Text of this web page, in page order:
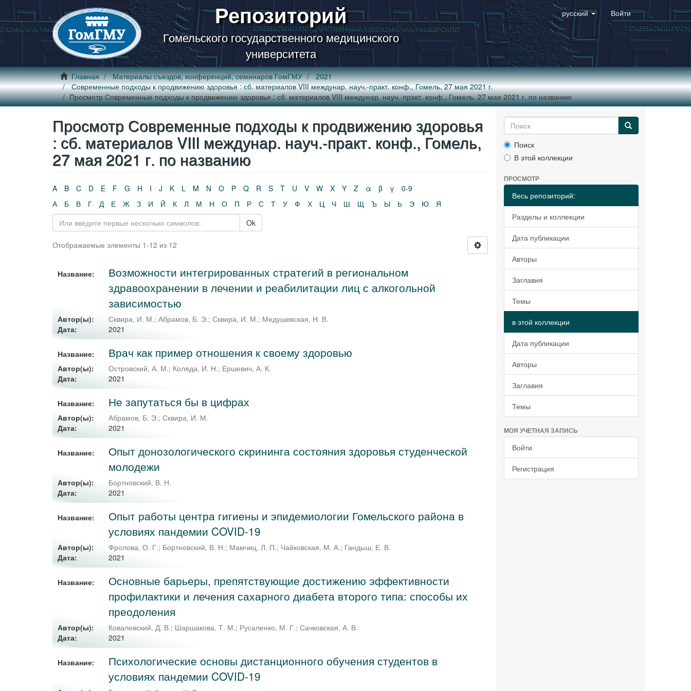
Репозиторий
Гомельского государственного медицинского
университета
русский Войти
Главная Материалы съездов, конференций, семинаров ГомГМУ
2021
Современные подходы к продвижению здоровья : сб. материалов VIII междунар. науч.-практ. конф., Гомель, 27 мая 2021 г.
Просмотр Современные подходы к продвижению здоровья : сб. материалов VIII междунар. науч.-практ. конф., Гомель, 27 мая 2021 г. по названию
Просмотр Современные подходы к продвижению здоровья
: сб. материалов VIII междунар. науч.-практ. конф., Гомель,
27 мая 2021 г. по названию
A B C D E F G H I J K L M N O P Q R S T U V W X Y Z α β γ
0-9
А
Б В Г Д Е Ж З И Й К Л М Н О П Р С Т У Ф Х Ц Ч Ш Щ Ъ Ы Ь Э Ю
Я
Ok
Отображаемые элементы 1-12 из 12
Название:
Возможности интегрированных стратегий в региональном
здравоохранении в лечении и реабилитации лиц с алкогольной
зависимостью
Автор(ы): Сквира, И. М.;Абрамов, Б. Э.;Сквира, И. М.; Медушевская, Н. В.
Дата:
2021
Название: Врач как пример отношения к своему здоровью
Автор(ы): Островский, А. М.; Коляда, И. Н.; Ершевич, А. К.
Дата:
2021
Название: Не запутаться бы в цифрах
Автор(ы): Абрамов, Б. Э.;Сквира, И. М.
Дата:
2021
Название:
Опыт донозологического скрининга состояния здоровья студенческой
молодежи
Автор(ы):
Бортновский, В. Н.
Дата:
2021
Название:
Опыт работы центра гигиены и эпидемиологии Гомельского района в
условиях пандемии COVID-19
Автор(ы): Фролова, О. Г.; Бортновский, В. Н.; Мамчиц, Л. П.; Чайковская, М. А.; Гандыш, Е. В.
Дата:
2021
Название:
Основные барьеры, препятствующие достижению эффективности
профилактики и лечения сахарного диабета второго типа: способы их
преодоления
Автор(ы): Ковалевский, Д. В.; Шаршакова, Т. М.; Русаленко, М. Г.;Сачковская, А. В.
Дата:
2021
Название:
Психологические основы дистанционного обучения студентов в
условиях пандемии COVID-19
Поиск
В этой коллекции
ПРОСМОТР
Весь репозиторий:
Разделы и коллекции
Дата публикации
Авторы
Заглавия
Темы
в этой коллекции
Дата публикации
Авторы
Заглавия
Темы
МОЯ УЧЕТНАЯ ЗАПИСЬ
Войти
Регистрация